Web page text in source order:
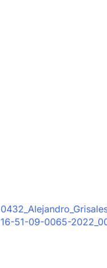
16-51-09-0065-